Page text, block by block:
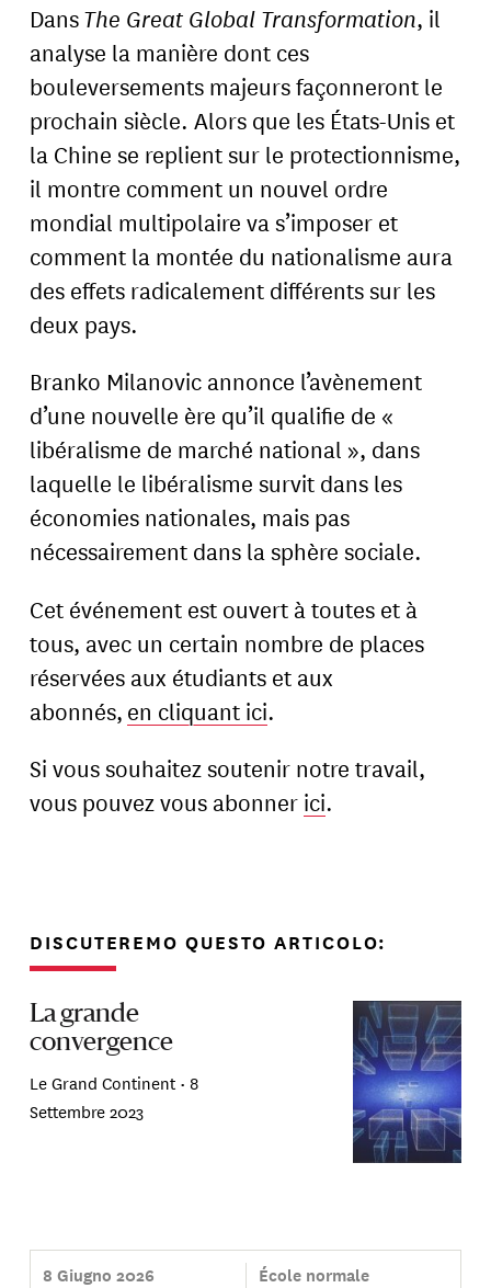
DansThe Great Global Transformation, il
analyse la manière dont ces
bouleversements majeurs façonneront le
prochain siècle. Alors que les États-Unis et
la Chine se replient sur le protectionnisme,
il montre comment un nouvel ordre
mondial multipolaire va s’imposer et
comment la montée du nationalisme aura
des effets radicalement différents sur les
deux pays.
Branko Milanovic annonce l’avènement
d’une nouvelle ère qu’il qualifie de «
libéralisme de marché national », dans
laquelle le libéralisme survit dans les
économies nationales, mais pas
nécessairement dans la sphère sociale.
Cet événement est ouvert à toutes et à
tous, avec un certain nombre de places
réservées aux étudiants et aux
abonnés, en cliquant ici.
Si vous souhaitez soutenir notre travail,
vous pouvez vous abonner ici.
DISCUTEREMO QUESTO ARTICOLO:
La grande
convergence
Le Grand Continent • 8
Settembre 2023
8 Giugno 2026
École normale